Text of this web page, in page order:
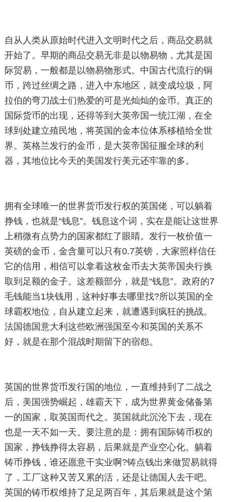
自从人类从原始时代进入文明时代之后，商品交易就
开始了。早期的商品交易无非是以物易物，尤其是国
际贸易，一般都是以物易物形式。中国古代流行的铜
币，跨过丝绸之路，进入中东地区，就变成垃圾，阿
拉伯的弯刀战士们热爱的可是光灿灿的金币。真正的
国际货币的出现，还得等到大英帝国一统江湖，在全
球到处建立殖民地，将英国的金本位体系移植给全世
界。英格兰发行的金币，是大英帝国征服全球的利
器，其地位比今天的美国发行美元还牢靠的多。
拥有全球唯一的世界货币发行权的英国佬，可以躺着
挣钱，也就是“钱息”。钱息这个词，实在是能让这世界
上稍微有点势力的国家都红了眼睛。发行一枚价值一
英磅的金币，金含量可以只有0.7英镑，大家照样信任
它的信用，相信可以拿着这枚金币去大英帝国央行换
取到足额的金子。这差额部分，就是“钱息”。政府的7
毛钱能当1块钱用，这种好事去哪里找?所以英国的全
球霸权地位，自从建立起来，就遭遇到疯狂的挑战。
法国德国意大利这些欧洲强国至今和英国的关系不
好，就是在那个混战时期留下的宿怨。
英国的世界货币发行国的地位，一直维持到了二战之
后，美国强势崛起，雄霸天下，成为世界黄金储备第
一的国家，取英国而代之。英国就此沉沦下去，现在
也是一天不如一天。要注意的是：拥有国际铸币权的
国家，挣钱挣得太容易，后果就是产业空心化。躺着
铸币挣钱，谁还愿意干实业啊?铸点钱出来做贸易就得
了，工厂这种又苦又累的活，还是让德国人去干吧。
英国的铸币权维持了足足两百年，其后果就是这个第